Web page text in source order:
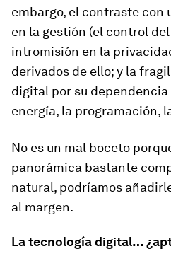
embargo, el contraste con
en la gestión (el control
intromisión en la
derivados de ello; y la
digital por su
energía, la programación,
No es un mal boceto
panorámica bastante
natural, podríamos
al margen.
La tecnología digital…